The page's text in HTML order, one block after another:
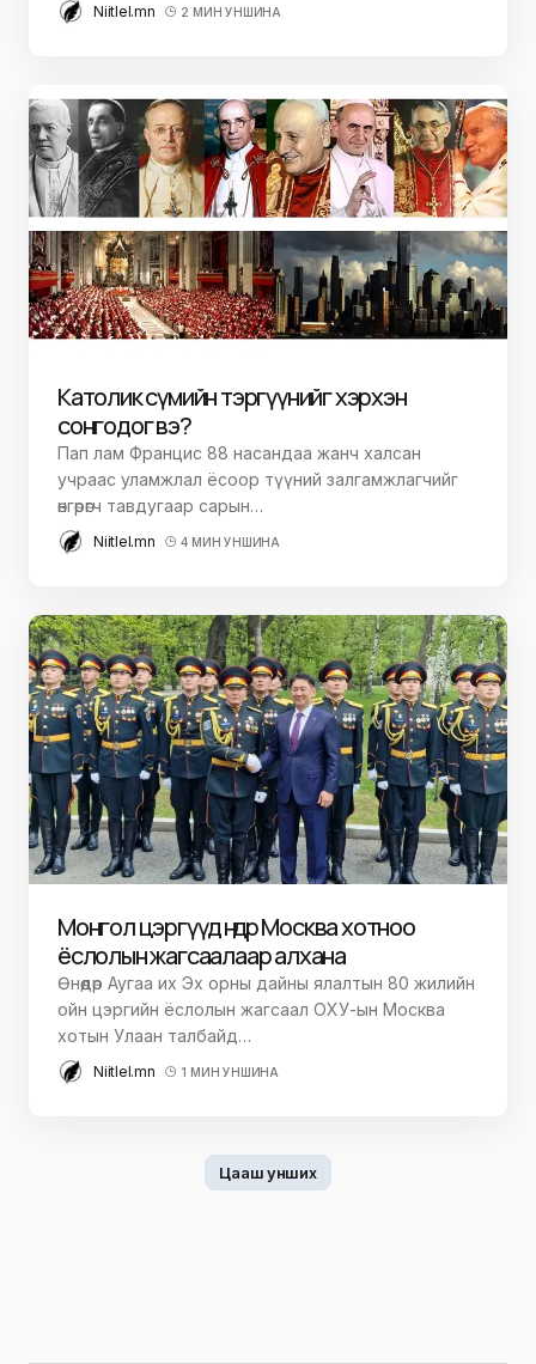
Niitlel.mn 2 МИН УНШИНА
Католик сүмийн тэргүүнийг хэрхэн
сонгодог вэ?
Пап лам Францис 88 насандаа жанч халсан
учраас уламжлал ёсоор түүний залгамжлагчийг
өнгөрөгч тавдугаар сарын…
Niitlel.mn 4 МИН УНШИНА
Монгол цэргүүд өнөөдөр Москва хотноо
ёслолын жагсаалаар алхана
Өнөөдөр Аугаа их Эх орны дайны ялалтын 80 жилийн
ойн цэргийн ёслолын жагсаал ОХУ-ын Москва
хотын Улаан талбайд…
Niitlel.mn 1 МИН УНШИНА
Цааш унших